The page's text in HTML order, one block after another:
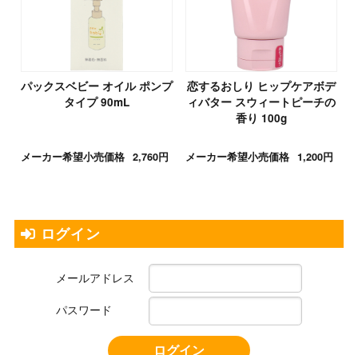
パックスベビー オイル ポンプ
タイプ 90mL
メーカー希望小売価格 2,760円
恋するおしり ヒップケアボデ
ィバター スウィートピーチの
香り 100g
メーカー希望小売価格 1,200円
ログイン
メールアドレス
パスワード
ログイン